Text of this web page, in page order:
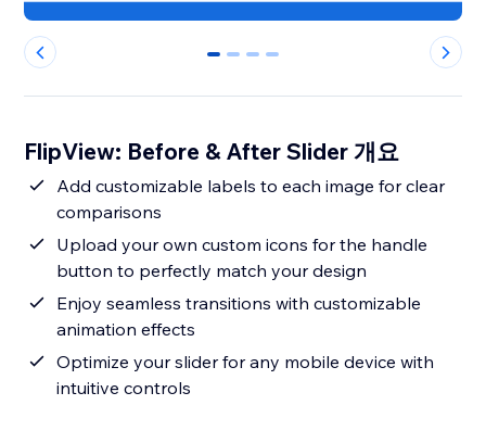
0 1 2 3
FlipView: Before & After Slider 개요
Add customizable labels to each image for clear
comparisons
Upload your own custom icons for the handle
button to perfectly match your design
Enjoy seamless transitions with customizable
animation effects
Optimize your slider for any mobile device with
intuitive controls